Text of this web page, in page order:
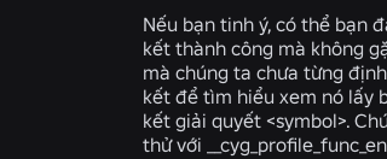
Nếu bạn tinh ý, có thể bạn
kết thành công mà không
mà chúng ta chưa từng
kết để tìm hiểu xem nó lấy
kết giải quyết <symbol>.
thử với